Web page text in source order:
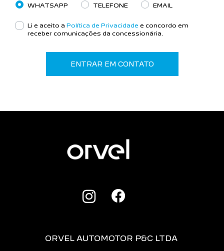
WHATSAPP
TELEFONE EMAIL
Li e aceito a Política de Privacidade e concordo em
receber comunicações da concessionária.
ENTRAR EM CONTATO
ORVEL AUTOMOTOR P&C LTDA